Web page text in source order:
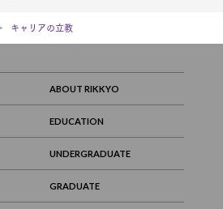
キャリアの立教